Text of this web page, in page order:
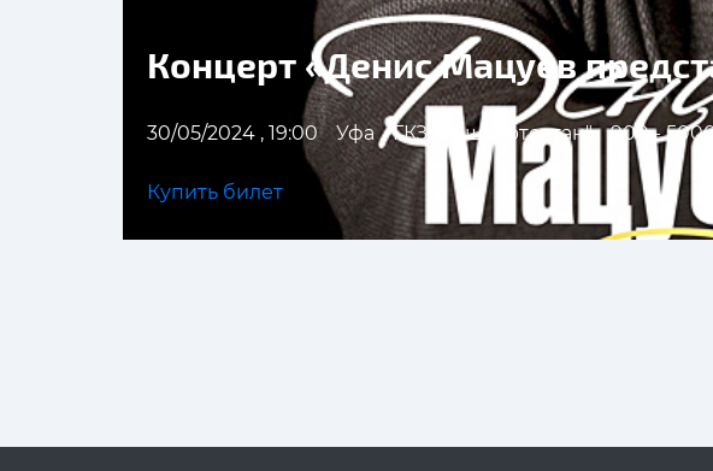
Концерт «Денис Мацуев
30/05/2024 , 19:00 Уфа ГКЗ "Башкортостан" 900 -
Купить билет